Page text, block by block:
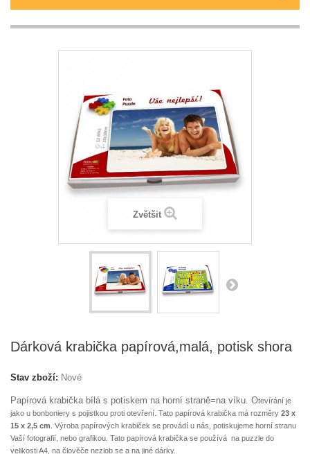
Zvětšit
Dárková krabička papírová,malá, potisk shora
Stav zboží: Nové
Papírová krabička bílá s potiskem na horní straně=na víku. Otevírání je
jako u bonboniery s pojistkou proti otevření. Tato papírová krabička má rozměry 23 x
15 x 2,5 cm . Výroba papírových krabiček se provádí u nás, potiskujeme horní stranu
Vaší fotografií, nebo grafikou. Tato papírová krabička se používá na puzzle do
velikosti A4, na člověče nezlob se a na jiné dárky.